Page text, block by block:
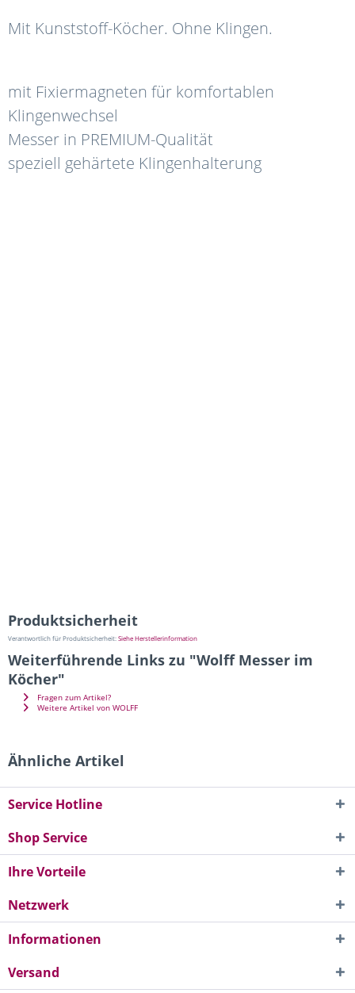
Mit Kunststoff-Köcher. Ohne Klingen.
mit Fixiermagneten für komfortablen
Klingenwechsel
Messer in PREMIUM-Qualität
speziell gehärtete Klingenhalterung
Produktsicherheit
Verantwortlich für Produktsicherheit:Siehe Herstellerinformation
Weiterführende Links zu "Wolff Messer im
Köcher"
Fragen zum Artikel?
Weitere Artikel von WOLFF
Ähnliche Artikel
Service Hotline
Shop Service
Ihre Vorteile
Netzwerk
Informationen
Versand